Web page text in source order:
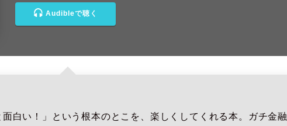
Audibleで聴く
面白い！」という根本のとこを、楽しくしてくれる本。ガチ金融